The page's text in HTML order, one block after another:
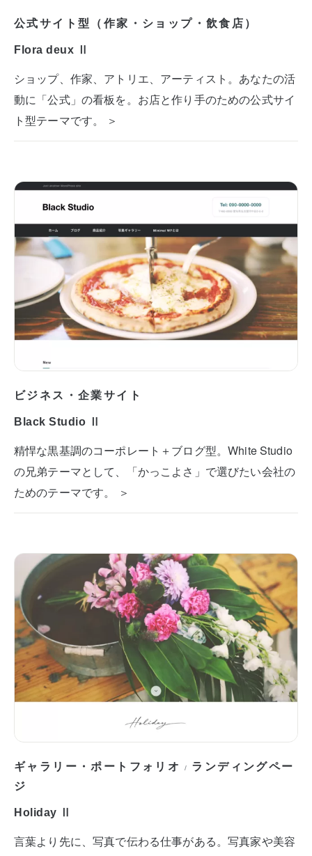
公式サイト型（作家・ショップ・飲食店）
Flora deux Ⅱ
ショップ、作家、アトリエ、アーティスト。あなたの活
動に「公式」の看板を。お店と作り手のための公式サイ
ト型テーマです。 ＞
ビジネス・企業サイト
Black Studio Ⅱ
精悍な黒基調のコーポレート＋ブログ型。White Studio
の兄弟テーマとして、「かっこよさ」で選びたい会社の
ためのテーマです。 ＞
ギャラリー・ポートフォリオ / ランディングペー
ジ
Holiday Ⅱ
言葉より先に、写真で伝わる仕事がある。写真家や美容